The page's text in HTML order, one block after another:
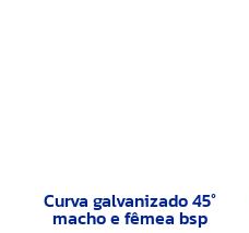
Curva galvanizado 45°
macho e fêmea bsp